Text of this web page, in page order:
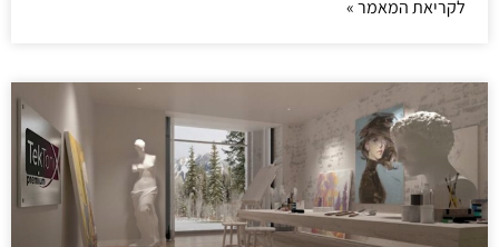
לקריאת המאמר »